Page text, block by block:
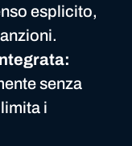
esplicito,
senza
i